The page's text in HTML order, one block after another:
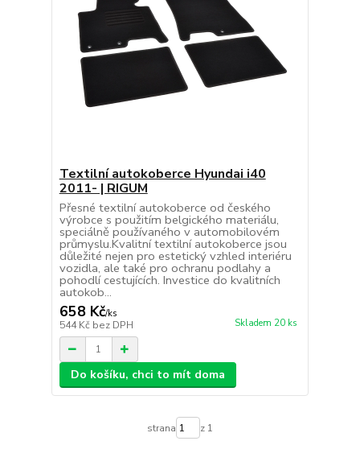
Textilní autokoberce Hyundai i40
2011- | RIGUM
Přesné textilní autokoberce od českého
výrobce s použitím belgického materiálu,
speciálně používaného v automobilovém
průmyslu.Kvalitní textilní autokoberce jsou
důležité nejen pro estetický vzhled interiéru
vozidla, ale také pro ochranu podlahy a
pohodlí cestujících. Investice do kvalitních
autokob...
658 Kč/ks
544 Kč bez DPH Skladem 20 ks
Do košíku, chci to mít doma
strana z 1